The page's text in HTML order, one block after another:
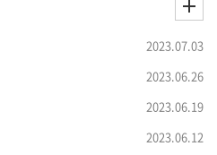
2023.07.03
2023.06.26
2023.06.19
2023.06.12